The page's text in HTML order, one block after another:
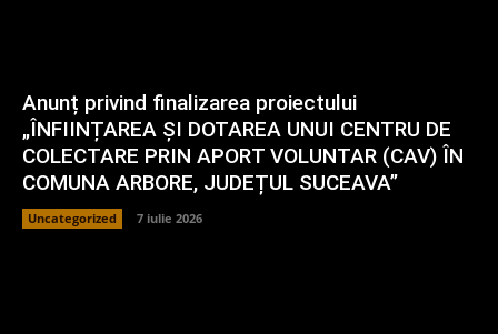
Anunț privind finalizarea proiectului
„ÎNFIINȚAREA ȘI DOTAREA UNUI CENTRU DE
COLECTARE PRIN APORT VOLUNTAR (CAV) ÎN
COMUNA ARBORE, JUDEȚUL SUCEAVA”
Uncategorized 7 iulie 2026